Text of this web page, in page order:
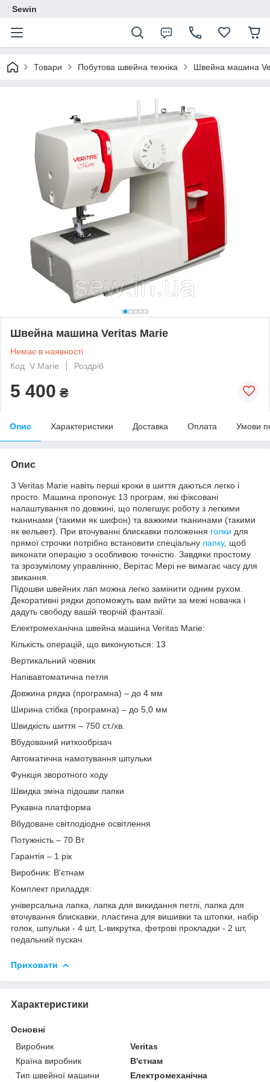
Sewin
Товари Побутова швейна техніка Швейна машина
Швейна машина Veritas Marie
Немає в наявності
Код: V Marie
Роздріб
5 400 ₴
Опис Характеристики Доставка Оплата Умови
Опис
З Veritas Marie навіть перші кроки в шиття даються легко і
просто. Машина пропонує 13 програм, які фіксовані
налаштування по довжині, що полегшує роботу з легкими
тканинами (такими як шифон) та важкими тканинами (такими
як вельвет). При вточуванні блискавки положення голки для
прямої строчки потрібно встановити спеціальну лапку, щоб
виконати операцію з особливою точністю. Завдяки простому
та зрозумілому управлінню, Верітас Мері не вимагає часу для
звикання.
Підошви швейних лап можна легко замінити одним рухом.
Декоративні рядки допоможуть вам вийти за межі новачка і
дадуть свободу вашій творчій фантазії.
Електромеханічна швейна машина Veritas Marie:
Кількість операцій, що виконуються: 13
Вертикальний човник
Напівавтоматична петля
Довжина рядка (програмна) – до 4 мм
Ширина стібка (програмна) – до 5,0 мм
Швидкість шиття – 750 ст./хв.
Вбудований ниткообрізач
Автоматична намотування шпульки
Функція зворотного ходу
Швидка зміна підошви лапки
Рукавна платформа
Вбудоване світлодіодне освітлення
Потужність – 70 Вт
Гарантія – 1 рік
Виробник: В'єтнам
Комплект приладдя:
універсальна лапка, лапка для викидання петлі, лапка для
вточування блискавки, пластина для вишивки та штопки, набір
голок, шпульки - 4 шт, L-викрутка, фетрові прокладки - 2 шт,
педальний пускач.
Приховати
Характеристики
Основні
Виробник
Veritas
Країна виробник
В'єтнам
Тип швейної машини
Електромеханічна